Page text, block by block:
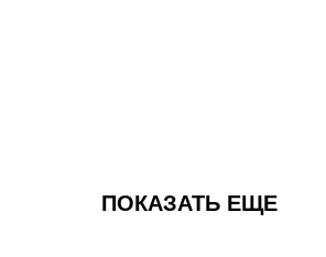
ПОКАЗАТЬ ЕЩЕ